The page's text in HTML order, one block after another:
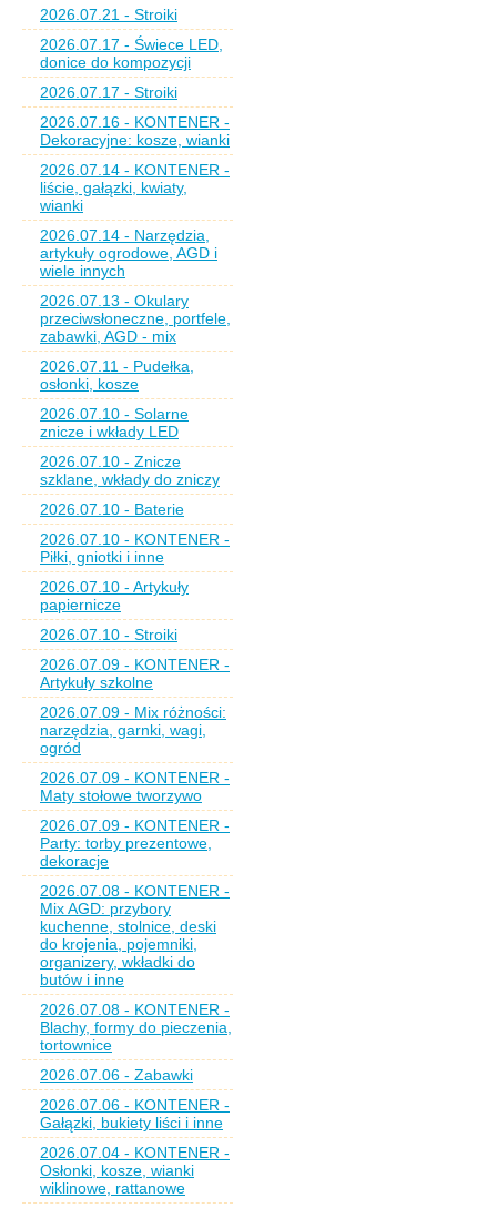
2026.07.21 - Stroiki
2026.07.17 - Świece LED,
donice do kompozycji
2026.07.17 - Stroiki
2026.07.16 - KONTENER -
Dekoracyjne: kosze, wianki
2026.07.14 - KONTENER -
liście, gałązki, kwiaty,
wianki
2026.07.14 - Narzędzia,
artykuły ogrodowe, AGD i
wiele innych
2026.07.13 - Okulary
przeciwsłoneczne, portfele,
zabawki, AGD - mix
2026.07.11 - Pudełka,
osłonki, kosze
2026.07.10 - Solarne
znicze i wkłady LED
2026.07.10 - Znicze
szklane, wkłady do zniczy
2026.07.10 - Baterie
2026.07.10 - KONTENER -
Piłki, gniotki i inne
2026.07.10 - Artykuły
papiernicze
2026.07.10 - Stroiki
2026.07.09 - KONTENER -
Artykuły szkolne
2026.07.09 - Mix różności:
narzędzia, garnki, wagi,
ogród
2026.07.09 - KONTENER -
Maty stołowe tworzywo
2026.07.09 - KONTENER -
Party: torby prezentowe,
dekoracje
2026.07.08 - KONTENER -
Mix AGD: przybory
kuchenne, stolnice, deski
do krojenia, pojemniki,
organizery, wkładki do
butów i inne
2026.07.08 - KONTENER -
Blachy, formy do pieczenia,
tortownice
2026.07.06 - Zabawki
2026.07.06 - KONTENER -
Gałązki, bukiety liści i inne
2026.07.04 - KONTENER -
Osłonki, kosze, wianki
wiklinowe, rattanowe